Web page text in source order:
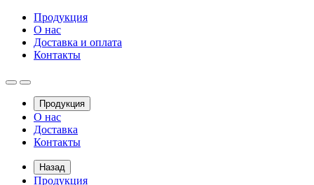
Продукция
О нас
Доставка и оплата
Контакты
Продукция
О нас
Доставка
Контакты
Назад
Продукция